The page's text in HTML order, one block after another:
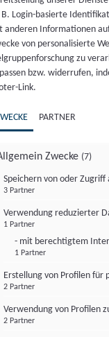
B. Login-basierte
anderen Informationen
von personalisierte
zu
bzw. widerrufen,
Link.
PARTNER
Zwecke (7)
Speichern von oder
3 Partner
Verwendung reduzierter
1 Partner
- mit berechtigtem
1 Partner
Erstellung von Profilen für
2 Partner
Verwendung von Profilen
2 Partner